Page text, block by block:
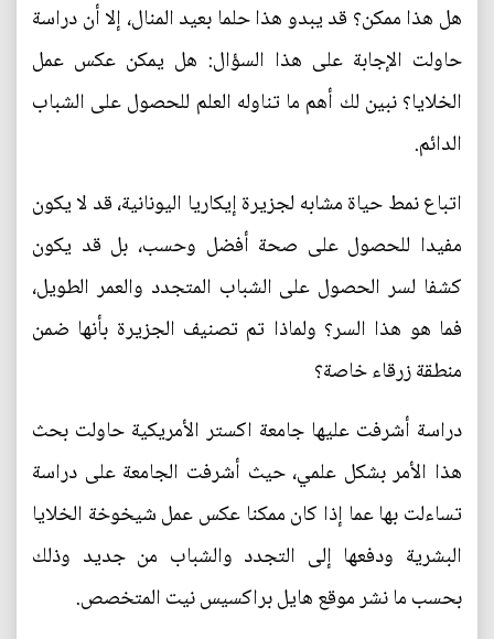
هل هذا ممكن؟ قد يبدو هذا حلما بعيد المنال، إلا أن دراسة
حاولت الإجابة على هذا السؤال: هل يمكن عكس عمل
الخلايا؟ نبين لك أهم ما تناوله العلم للحصول على الشباب
الدائم.
اتباع نمط حياة مشابه لجزيرة إيكاريا اليونانية، قد لا يكون
مفيدا للحصول على صحة أفضل وحسب، بل قد يكون
كشفا لسر الحصول على الشباب المتجدد والعمر الطويل،
فما هو هذا السر؟ ولماذا تم تصنيف الجزيرة بأنها ضمن
منطقة زرقاء خاصة؟
دراسة أشرفت عليها جامعة اكستر الأمريكية حاولت بحث
هذا الأمر بشكل علمي، حيث أشرفت الجامعة على دراسة
تساءلت بها عما إذا كان ممكنا عكس عمل شيخوخة الخلايا
البشرية ودفعها إلى التجدد والشباب من جديد وذلك
بحسب ما نشر موقع هايل براكسيس نيت المتخصص.